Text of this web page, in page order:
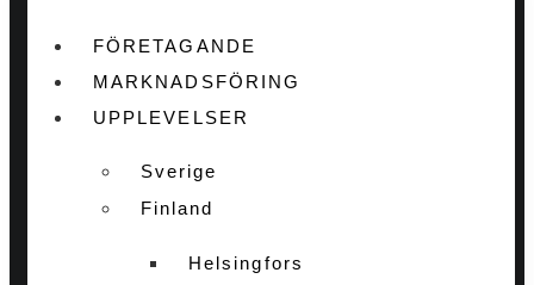
FÖRETAGANDE
MARKNADSFÖRING
UPPLEVELSER
Sverige
Finland
Helsingfors